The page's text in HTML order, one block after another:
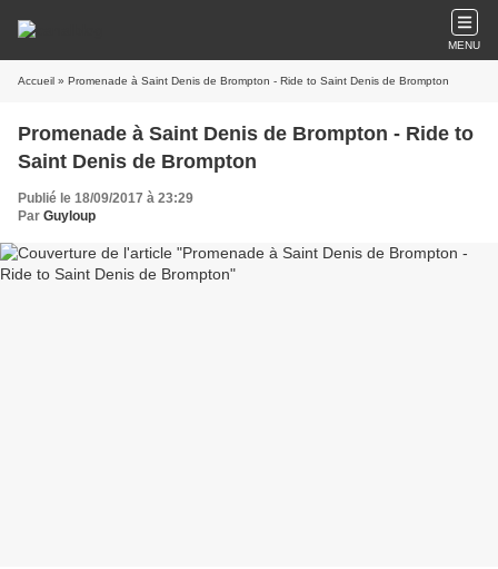
MENU
Accueil » Promenade à Saint Denis de Brompton - Ride to Saint Denis de Brompton
Promenade à Saint Denis de Brompton - Ride to
Saint Denis de Brompton
Publié le 18/09/2017 à 23:29
Par Guyloup